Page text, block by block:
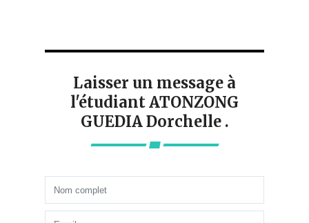
Laisser un message à
l'étudiant ATONZONG
GUEDIA Dorchelle .